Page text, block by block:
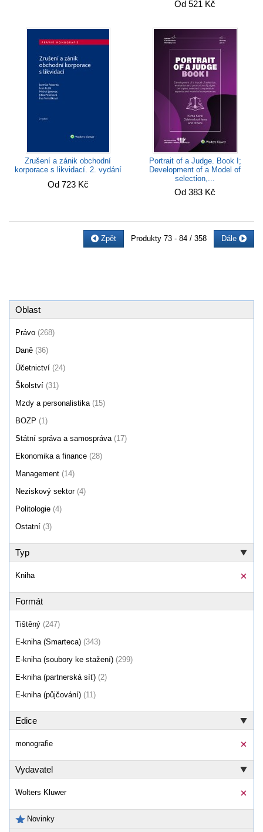
Od 521 Kč
Zrušení a zánik obchodní
korporace s likvidací. 2. vydání
Od 723 Kč
Portrait of a Judge. Book I;
Development of a Model of
selection,...
Od 383 Kč
Zpět Produkty 73 - 84 / 358 Dále
Oblast
Právo (268)
Daně (36)
Účetnictví (24)
Školství (31)
Mzdy a personalistika (15)
BOZP (1)
Státní správa a samospráva (17)
Ekonomika a finance (28)
Management (14)
Neziskový sektor (4)
Politologie (4)
Ostatní (3)
Typ
Kniha
Formát
Tištěný (247)
E-kniha (Smarteca) (343)
E-kniha (soubory ke stažení) (299)
E-kniha (partnerská síť) (2)
E-kniha (půjčování) (11)
Edice
monografie
Vydavatel
Wolters Kluwer
Novinky